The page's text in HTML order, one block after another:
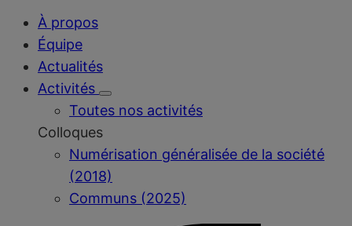
À propos
Équipe
Actualités
Activités
Toutes nos activités
Colloques
Numérisation généralisée de la société
(2018)
Communs (2025)